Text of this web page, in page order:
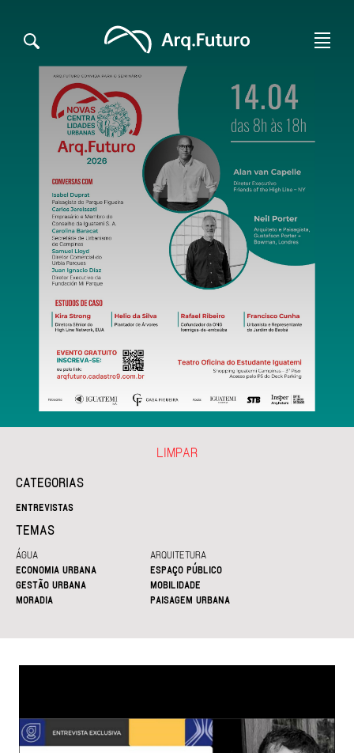
CATEGORIAS
ENTREVISTAS
TEMAS
ÁGUA
ARQUITETURA
ECONOMIA URBANA
ESPAÇO PÚBLICO
GESTÃO URBANA
MOBILIDADE
MORADIA
PAISAGEM URBANA
LIMPAR